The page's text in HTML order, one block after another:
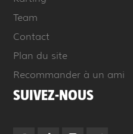
Team
Contact
Plan du site
Recommander à un ami
SUIVEZ-NOUS